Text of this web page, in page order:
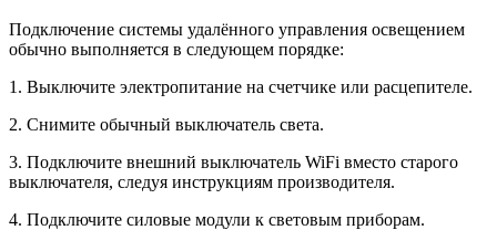
Подключение системы удалённого управления освещением
обычно выполняется в следующем порядке:
1. Выключите электропитание на счетчике или расцепителе.
2. Снимите обычный выключатель света.
3. Подключите внешний выключатель WiFi вместо старого
выключателя, следуя инструкциям производителя.
4. Подключите силовые модули к световым приборам.